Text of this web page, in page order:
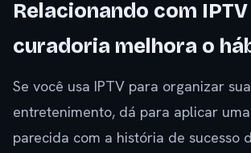
Relacionando com
curadoria melhora o
Se você usa IPTV para organizar
entretenimento, dá para aplicar
parecida com a história de sucesso